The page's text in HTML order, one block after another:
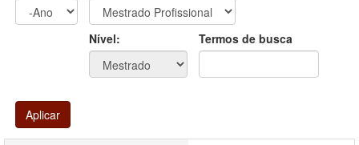
Nível: Termos de busca
Aplicar